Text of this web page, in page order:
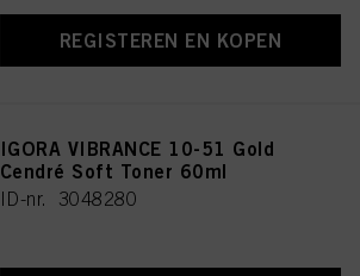
REGISTEREN EN KOPEN
IGORA VIBRANCE 10-51 Gold
Cendré Soft Toner 60ml
ID-nr. 3048280